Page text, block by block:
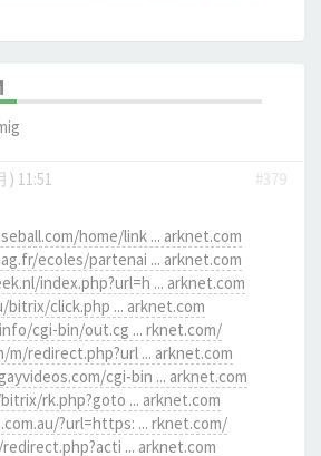
) 11:51
#379
home/link ... arknet.com
ecoles/partenai ... arknet.com
index.php?url=h ... arknet.com
click.php ... arknet.com
cgi-bin/out.cg ... rknet.com/
redirect.php?url ... arknet.com
cgi-bin ... arknet.com
rk.php?goto ... arknet.com
?url=https: ... rknet.com/
... arknet.com